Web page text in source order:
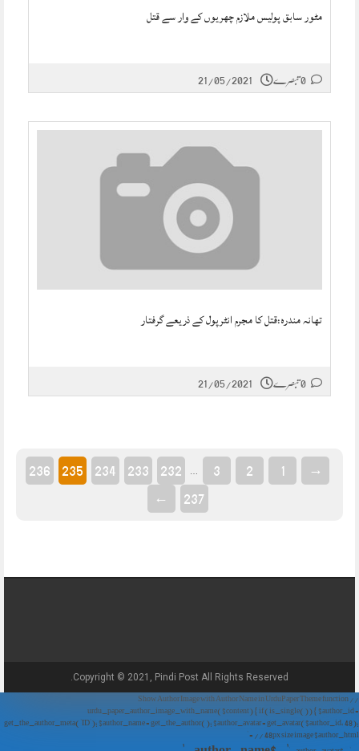
مٹور سابق پولیس ملازم چھریوں کے وار سے قتل
21/05/2021
تھانہ مندرہ:قتل کا مجرم انٹرپول کے ذریعے گرفتار
21/05/2021
→
1
2
3
232
233
234
235
236
237
←
Copyright © 2021, Pindi Post All Rights Reserved.
// Show Author Image with Author Name in UrduPaper Theme function
urdu_paper_author_image_with_name($content) { if (is_single()) { $author_id =
get_the_author_meta('ID'); $author_name = get_the_author(); $author_avatar = get_avatar($author_id, 48);
// 48px size image $author_html = '